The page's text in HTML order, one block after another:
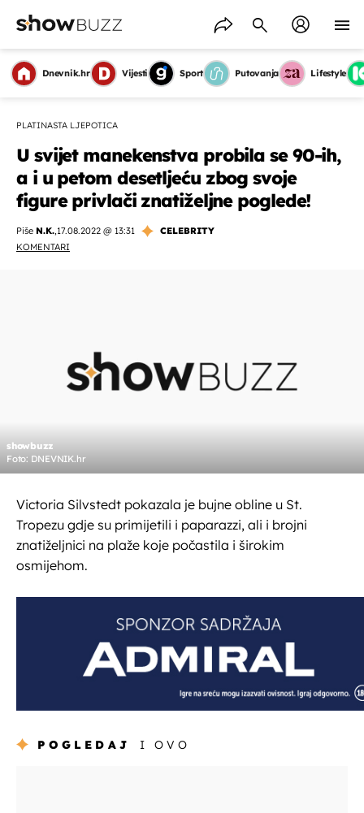
Dnevnik.hr Vijesti Sport Putovanja Lifestyle
PLATINASTA LJEPOTICA
U svijet manekenstva probila se 90-ih,
a i u petom desetljeću zbog svoje
figure privlači znatiželjne poglede!
Piše N.K.,17.08.2022 @ 13:31
CELEBRITY
KOMENTARI
showbuzz
Foto: DNEVNIK.hr
Victoria Silvstedt pokazala je bujne obline u St.
Tropezu gdje su primijetili i paparazzi, ali i brojni
znatiželjnici na plaže koje počastila i širokim
osmijehom.
POGLEDAJ I OVO